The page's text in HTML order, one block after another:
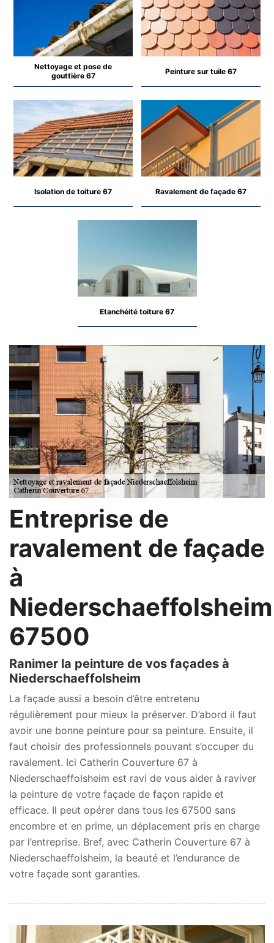
Nettoyage et pose de
gouttière 67
Peinture sur tuile 67
Isolation de toiture 67 Ravalement de façade 67
Etanchéité toiture 67
Entreprise de
ravalement de façade
à
Niederschaeffolsheim
67500
Ranimer la peinture de vos façades à
Niederschaeffolsheim
La façade aussi a besoin d’être entretenu
régulièrement pour mieux la préserver. D’abord il faut
avoir une bonne peinture pour sa peinture. Ensuite, il
faut choisir des professionnels pouvant s’occuper du
ravalement. Ici Catherin Couverture 67 à
Niederschaeffolsheim est ravi de vous aider à raviver
la peinture de votre façade de façon rapide et
efficace. Il peut opérer dans tous les 67500 sans
encombre et en prime, un déplacement pris en charge
par l’entreprise. Bref, avec Catherin Couverture 67 à
Niederschaeffolsheim, la beauté et l’endurance de
votre façade sont garanties.